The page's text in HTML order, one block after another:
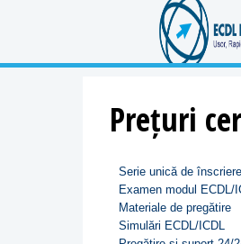
Prețuri
Serie unică de înscriere
Examen modul ECDL/
Materiale de pregătire
Simulări ECDL/ICDL